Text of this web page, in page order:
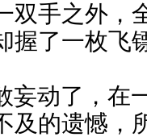
双手之外，
握了一枚飞
动了，在
及的遗憾，